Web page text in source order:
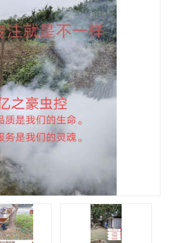
昆明消杀公司
昆明灭红火蚁公司
昆明除虫除蚁